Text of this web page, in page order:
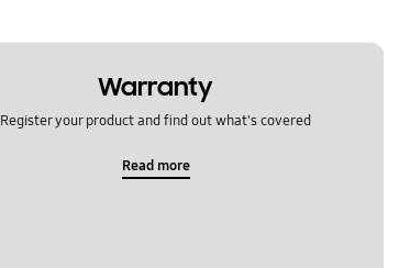
Warranty
Register your product and find out what's covered
Read more